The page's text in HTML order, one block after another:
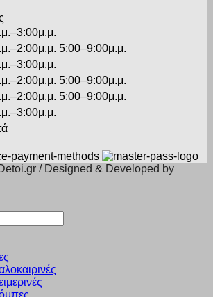
5:00–9:00μ.μ.
5:00–9:00μ.μ.
5:00–9:00μ.μ.
/ Designed & Developed by